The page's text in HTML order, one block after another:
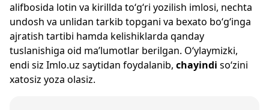
alifbosida lotin va kirillda to‘g‘ri yozilish imlosi, nechta
undosh va unlidan tarkib topgani va bexato bo‘g‘inga
ajratish tartibi hamda kelishiklarda qanday
tuslanishiga oid ma’lumotlar berilgan. O‘ylaymizki,
endi siz Imlo.uz saytidan foydalanib, chayindi so‘zini
xatosiz yoza olasiz.